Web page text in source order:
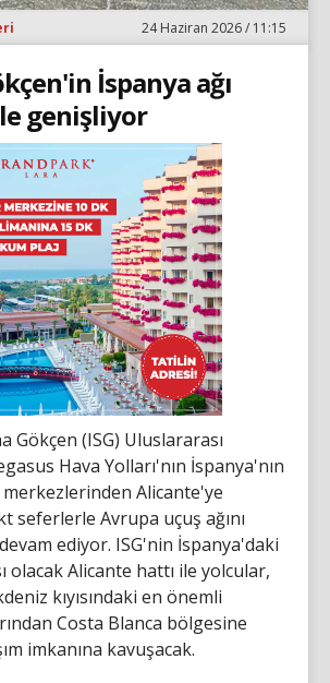
24 Haziran 2026 / 11:15
İspanya ağı
genişliyor
Gökçen (ISG) Uluslararası
Hava Yolları'nın İspanya'nın
Alicante'ye
seferlerle Avrupa uçuş ağını
ediyor. ISG'nin İspanya'daki
olacak Alicante hattı ile yolcular,
kıyısındaki en önemli
Costa Blanca bölgesine
imkanına kavuşacak.